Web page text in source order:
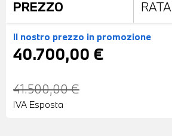
PREZZO RATA
Il nostro prezzo in promozione
40.700,00 €
41.500,00 €
IVA Esposta